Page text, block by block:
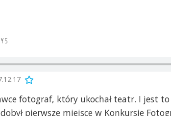
fotograf, który ukochał teatr. I jest
pierwsze miejsce w Konkursie